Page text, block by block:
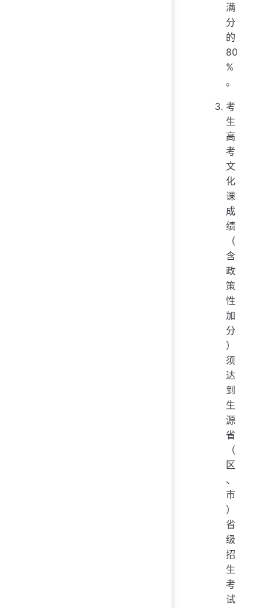
满
分
的
80
%
。
考
生
高
考
文
化
课
成
绩
（
含
政
策
性
加
分
）
须
达
到
生
源
省
（
区
、
市
）
省
级
招
生
考
试